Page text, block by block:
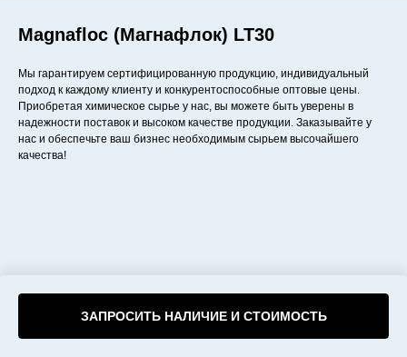
Magnafloc (Магнафлок) LT30
ЗАПРОСИТЬ НАЛИЧИЕ И СТОИМОСТЬ
Мы гарантируем сертифицированную продукцию, индивидуальный
подход к каждому клиенту и конкурентоспособные оптовые цены.
Приобретая химическое сырье у нас, вы можете быть уверены в
надежности поставок и высоком качестве продукции. Заказывайте у
нас и обеспечьте ваш бизнес необходимым сырьем высочайшего
качества!